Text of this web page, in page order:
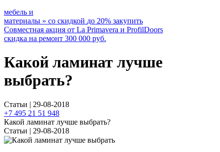
мебель и
материалы » со скидкой до 20% закупить
Совместная акция от La Primavera и ProfilDoors
скидка на ремонт 300 000 руб.
Какой ламинат лучше
выбрать?
Статьи | 29-08-2018
+7 495 21 51 948
Какой ламинат лучше выбрать?
Статьи | 29-08-2018